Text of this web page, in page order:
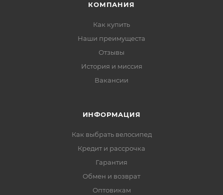
КОМПАНИЯ
Как купить
Наши преимущеста
Отзывы
История и миссия
Вакансии
ИНФОРМАЦИЯ
Как выбрать велосипед
Кредит и рассрочка
Гарантия
Обмен и возврат
Оптовикам